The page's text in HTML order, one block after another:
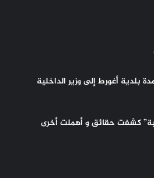
بلدية أغورط إلى وزير الداخلية
كشفت حقائق و أهملت أخرى